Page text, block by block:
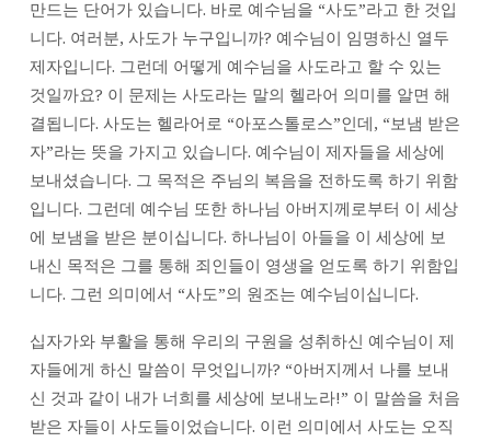
만드는 단어가 있습니다. 바로 예수님을 “사도”라고 한 것입
니다. 여러분, 사도가 누구입니까? 예수님이 임명하신 열두
제자입니다. 그런데 어떻게 예수님을 사도라고 할 수 있는
것일까요? 이 문제는 사도라는 말의 헬라어 의미를 알면 해
결됩니다. 사도는 헬라어로 “아포스톨로스”인데, “보냄 받은
자”라는 뜻을 가지고 있습니다. 예수님이 제자들을 세상에
보내셨습니다. 그 목적은 주님의 복음을 전하도록 하기 위함
입니다. 그런데 예수님 또한 하나님 아버지께로부터 이 세상
에 보냄을 받은 분이십니다. 하나님이 아들을 이 세상에 보
내신 목적은 그를 통해 죄인들이 영생을 얻도록 하기 위함입
니다. 그런 의미에서 “사도”의 원조는 예수님이십니다.
십자가와 부활을 통해 우리의 구원을 성취하신 예수님이 제
자들에게 하신 말씀이 무엇입니까? “아버지께서 나를 보내
신 것과 같이 내가 너희를 세상에 보내노라!” 이 말씀을 처음
받은 자들이 사도들이었습니다. 이런 의미에서 사도는 오직